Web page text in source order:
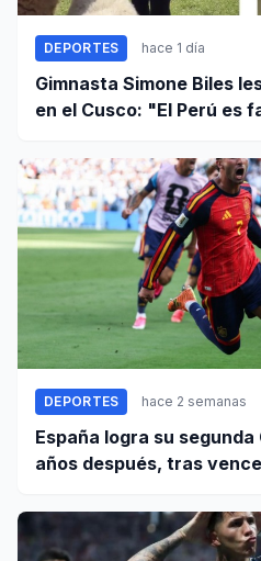
DEPORTES hace 1 día
Gimnasta Simone Biles
en el Cusco: "El Perú es
DEPORTES hace 2 semanas
España logra su segunda
años después, tras